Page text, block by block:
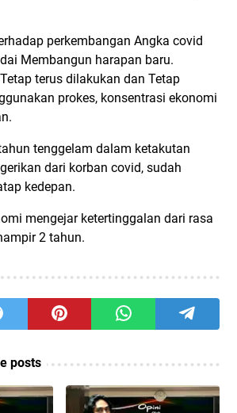
perkembangan Angka covid
Membangun harapan baru.
terus dilakukan dan Tetap
prokes, konsentrasi ekonomi
tenggelam dalam ketakutan
dari korban covid, sudah
kedepan.
mengejar ketertinggalan dari rasa
2 tahun.
posts